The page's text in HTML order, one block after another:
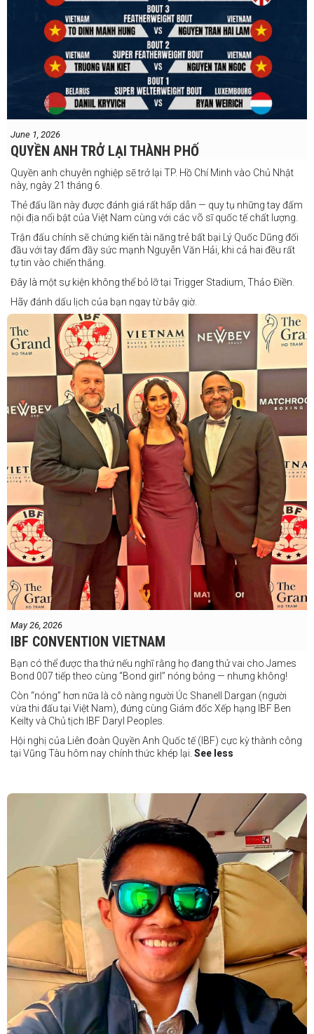
June 1, 2026
QUYỀN ANH TRỞ LẠI THÀNH PHỐ
Quyền anh chuyên nghiệp sẽ trở lại TP. Hồ Chí Minh vào Chủ Nhật
này, ngày 21 tháng 6.
Thẻ đấu lần này được đánh giá rất hấp dẫn — quy tụ những tay đấm
nội địa nổi bật của Việt Nam cùng với các võ sĩ quốc tế chất lượng.
Trận đấu chính sẽ chứng kiến tài năng trẻ bất bại Lý Quốc Dũng đối
đầu với tay đấm đầy sức mạnh Nguyễn Văn Hải, khi cả hai đều rất
tự tin vào chiến thắng.
Đây là một sự kiện không thể bỏ lỡ tại Trigger Stadium, Thảo Điền.
Hãy đánh dấu lịch của bạn ngay từ bây giờ.
Thông tin cập nhật sẽ sớm được công bố.
May 26, 2026
IBF CONVENTION VIETNAM
Bạn có thể được tha thứ nếu nghĩ rằng họ đang thử vai cho James
Bond 007 tiếp theo cùng “Bond girl” nóng bỏng — nhưng không!
Còn “nóng” hơn nữa là cô nàng người Úc Shanell Dargan (người
vừa thi đấu tại Việt Nam), đứng cùng Giám đốc Xếp hạng IBF Ben
Keilty và Chủ tịch IBF Daryl Peoples.
Hội nghị của Liên đoàn Quyền Anh Quốc tế (IBF) cực kỳ thành công
tại Vũng Tàu hôm nay chính thức khép lại. See less